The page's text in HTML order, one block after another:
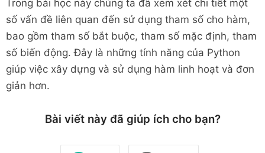
Trong bài học này chúng ta đã xem xét chi tiết một
số vấn đề liên quan đến sử dụng tham số cho hàm,
bao gồm tham số bắt buộc, tham số mặc định, tham
số biến động. Đây là những tính năng của Python
giúp việc xây dựng và sử dụng hàm linh hoạt và đơn
giản hơn.
Bài viết này đã giúp ích cho bạn?